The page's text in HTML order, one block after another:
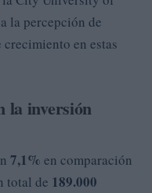
la percepción de
en estas
la inversión
7,1% en comparación
total de 189.000